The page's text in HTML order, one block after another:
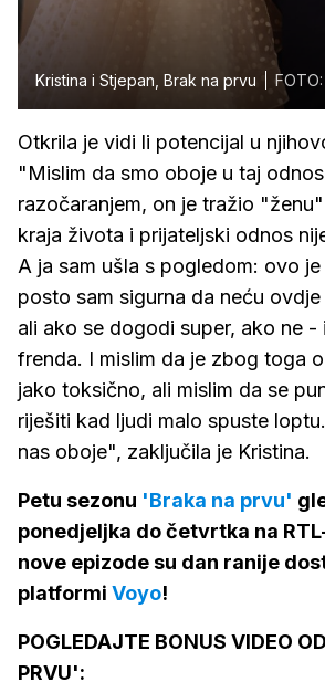
Kristina i Stjepan, Brak na prvu
Otkrila je vidi li potencijal u
"Mislim da smo oboje u taj
razočaranjem, on je tražio
kraja života i prijateljski odnos
A ja sam ušla s pogledom: ovo
posto sam sigurna da neću
ali ako se dogodi super, ako ne -
frenda. I mislim da je zbog toga
jako toksično, ali mislim da se
riješiti kad ljudi malo spuste
nas oboje", zaključila je Kristina.
Petu sezonu 'Braka na prvu'
ponedjeljka do četvrtka na
nove epizode su dan ranije
platformi Voyo!
POGLEDAJTE BONUS VIDEO
PRVU':